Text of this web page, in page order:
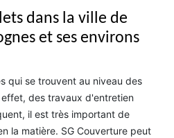
dans la ville de
et ses environs
qui se trouvent au niveau des
des travaux d'entretien
il est très important de
la matière. SG Couverture peut